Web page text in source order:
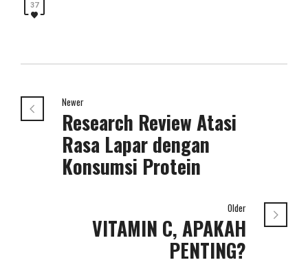
37
Newer
Research Review Atasi
Rasa Lapar dengan
Konsumsi Protein
Older
VITAMIN C, APAKAH
PENTING?